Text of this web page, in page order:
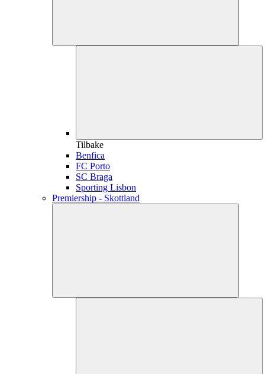
Tilbake
Benfica
FC Porto
SC Braga
Sporting Lisbon
Premiership - Skottland